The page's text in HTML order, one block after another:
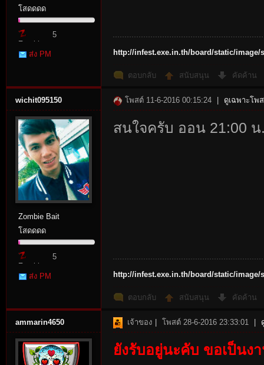
โสดดดด
Zombie
Point
5
ส่ง PM http://infest.exe.in.th/board/static/
ตอบกลับ สนับสนุน คัดค้าน
wichit095150
Zombie Bait
โสดดดด
Zombie
Point
5
ส่ง PM
โพสต์ 11-6-2016 00:15:24 ดูเฉพาะโพ
สนใจครับ ออน 21:00
http://infest.exe.in.th/board/static/
ตอบกลับ สนับสนุน คัดค้าน
ammarin4650 เจ้าของ โพสต์ 28-6-2016 23:33:01
ยังรับอยู่นะคับ ขอเป็นง